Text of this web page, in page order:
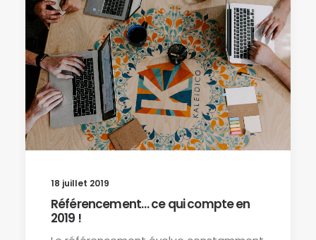
18 juillet 2019
Référencement… ce qui compte en
2019 !